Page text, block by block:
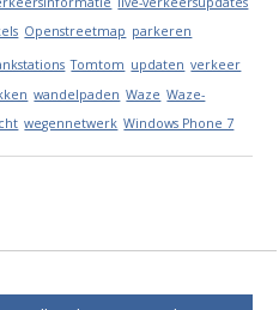
Openstreetmap parkeren
Tomtom updaten verkeer
wandelpaden Waze Waze-
wegennetwerk Windows Phone 7